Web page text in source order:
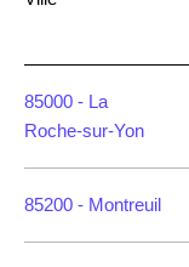
85000 - La
Roche-sur-Yon
85200 - Montreuil